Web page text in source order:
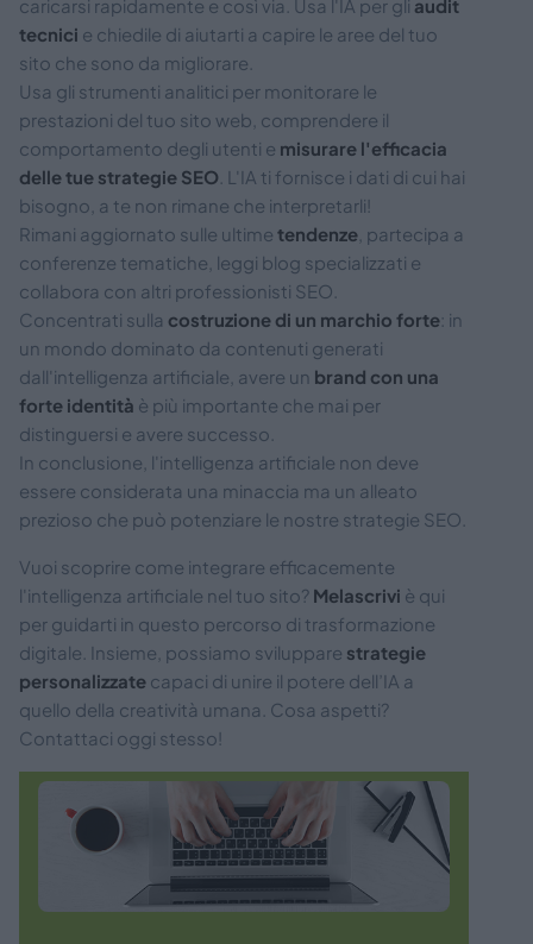
caricarsi rapidamente e così via. Usa l'IA per gli audit
tecnici e chiedile di aiutarti a capire le aree del tuo
sito che sono da migliorare.
Usa gli strumenti analitici per monitorare le
prestazioni del tuo sito web, comprendere il
comportamento degli utenti e misurare l'efficacia
delle tue strategie SEO . L'IA ti fornisce i dati di cui hai
bisogno, a te non rimane che interpretarli!
Rimani aggiornato sulle ultime tendenze , partecipa a
conferenze tematiche, leggi blog specializzati e
collabora con altri professionisti SEO.
Concentrati sulla costruzione di un marchio forte: in
un mondo dominato da contenuti generati
dall'intelligenza artificiale, avere un brand con una
forte identità è più importante che mai per
distinguersi e avere successo.
In conclusione, l'intelligenza artificiale non deve
essere considerata una minaccia ma un alleato
prezioso che può potenziare le nostre strategie SEO.
Vuoi scoprire come integrare efficacemente
l'intelligenza artificiale nel tuo sito? Melascrivi è qui
per guidarti in questo percorso di trasformazione
digitale. Insieme, possiamo sviluppare strategie
personalizzate capaci di unire il potere dell’IA a
quello della creatività umana. Cosa aspetti?
Contattaci oggi stesso!